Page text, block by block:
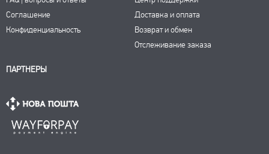
Соглашение
Конфиденциальность
Доставка и оплата
Возврат и обмен
Отслеживание заказа
ПАРТНЕРЫ